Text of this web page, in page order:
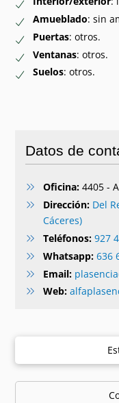
Amueblado: sin
Puertas: otros.
Ventanas: otros.
Suelos: otros.
Datos de
Oficina:4405 -
Dirección: Del
Cáceres)
Teléfonos: 927
Whatsapp: 636
Email:
Web: